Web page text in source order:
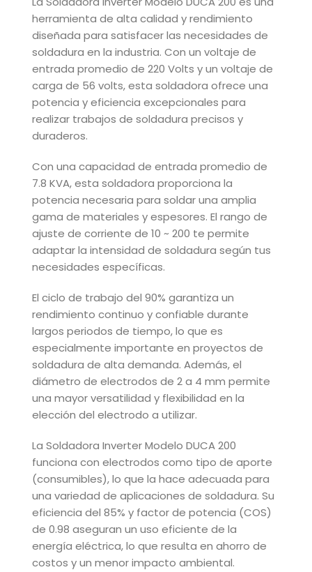
herramienta de alta calidad y rendimiento
diseñada para satisfacer las necesidades de
soldadura en la industria. Con un voltaje de
entrada promedio de 220 Volts y un voltaje de
carga de 56 volts, esta soldadora ofrece una
potencia y eficiencia excepcionales para
realizar trabajos de soldadura precisos y
duraderos.
Con una capacidad de entrada promedio de
7.8 KVA, esta soldadora proporciona la
potencia necesaria para soldar una amplia
gama de materiales y espesores. El rango de
ajuste de corriente de 10 ~ 200 te permite
adaptar la intensidad de soldadura según tus
necesidades específicas.
El ciclo de trabajo del 90% garantiza un
rendimiento continuo y confiable durante
largos periodos de tiempo, lo que es
especialmente importante en proyectos de
soldadura de alta demanda. Además, el
diámetro de electrodos de 2 a 4 mm permite
una mayor versatilidad y flexibilidad en la
elección del electrodo a utilizar.
La Soldadora Inverter Modelo DUCA 200
funciona con electrodos como tipo de aporte
(consumibles), lo que la hace adecuada para
una variedad de aplicaciones de soldadura. Su
eficiencia del 85% y factor de potencia (COS)
de 0.98 aseguran un uso eficiente de la
energía eléctrica, lo que resulta en ahorro de
costos y un menor impacto ambiental.